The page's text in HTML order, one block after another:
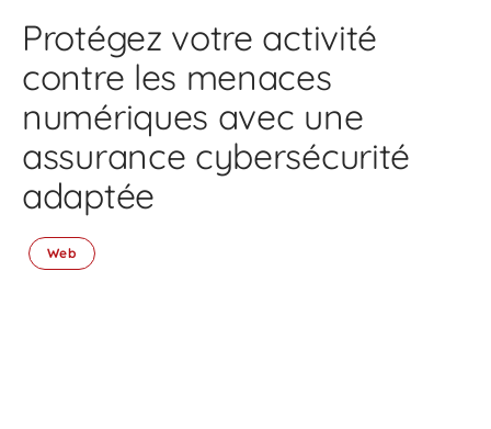
Protégez votre activité
contre les menaces
numériques avec une
assurance cybersécurité
adaptée
Web